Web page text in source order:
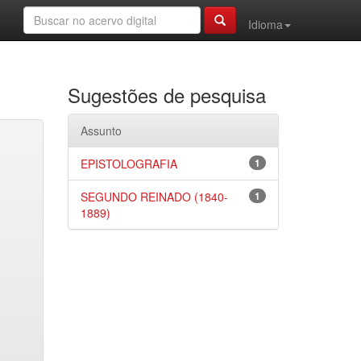
Idioma
Sugestões de pesquisa
Assunto
1
EPISTOLOGRAFIA
1
SEGUNDO REINADO (1840-
1889)